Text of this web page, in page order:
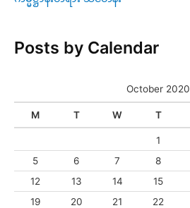
Posts by Calendar
October 2020
M T W T
1
5 6 7 8
12 13 14 15
19 20 21 22